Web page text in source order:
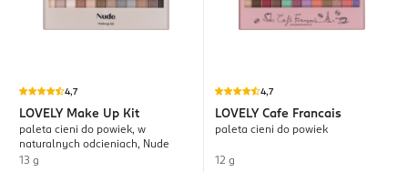
4,7
LOVELY Make Up Kit
paleta cieni do powiek, w
naturalnych odcieniach, Nude
13 g
4,7
LOVELY Cafe Francais
paleta cieni do powiek
12 g